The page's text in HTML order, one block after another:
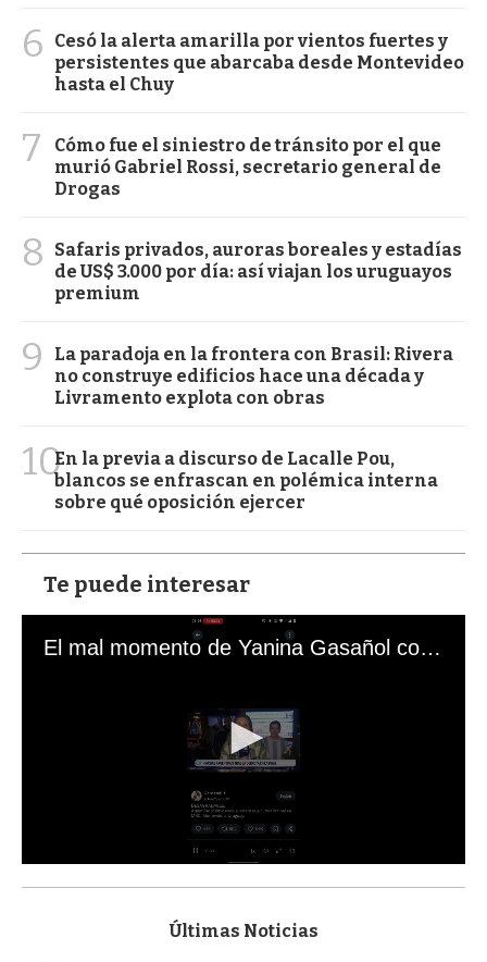
6
Cesó la alerta amarilla por vientos fuertes y
persistentes que abarcaba desde Montevideo
hasta el Chuy
7
Cómo fue el siniestro de tránsito por el que
murió Gabriel Rossi, secretario general de
Drogas
8
Safaris privados, auroras boreales y estadías
de US$ 3.000 por día: así viajan los uruguayos
premium
9
La paradoja en la frontera con Brasil: Rivera
no construye edificios hace una década y
Livramento explota con obras
10En la previa a discurso de Lacalle Pou,
blancos se enfrascan en polémica interna
sobre qué oposición ejercer
Te puede interesar
El mal momento de Yanina Gasañol con un hincha argentino en "Subrayado"
s
Últimas Noticias